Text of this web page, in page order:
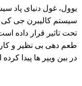
یوول، غول دنیای پاد
تحت تاثیر قرار داده
طعم دهی بی نظیر و
در بین ویپر ها پیدا